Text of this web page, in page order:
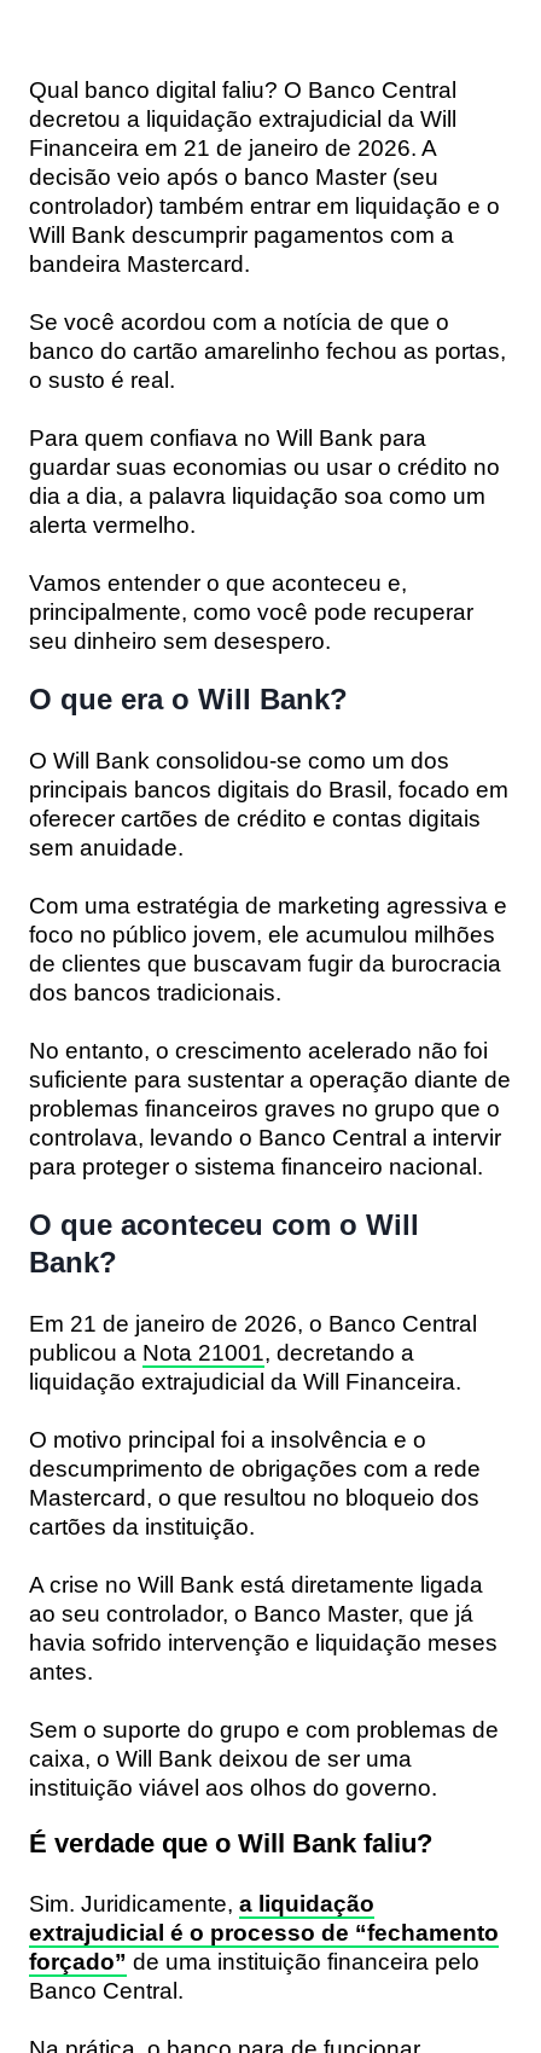
Qual banco digital faliu? O Banco Central
decretou a liquidação extrajudicial da Will
Financeira em 21 de janeiro de 2026. A
decisão veio após o banco Master (seu
controlador) também entrar em liquidação e o
Will Bank descumprir pagamentos com a
bandeira Mastercard.
Se você acordou com a notícia de que o
banco do cartão amarelinho fechou as portas,
o susto é real.
Para quem confiava no Will Bank para
guardar suas economias ou usar o crédito no
dia a dia, a palavra liquidação soa como um
alerta vermelho.
Vamos entender o que aconteceu e,
principalmente, como você pode recuperar
seu dinheiro sem desespero.
O que era o Will Bank?
O Will Bank consolidou-se como um dos
principais bancos digitais do Brasil, focado em
oferecer cartões de crédito e contas digitais
sem anuidade.
Com uma estratégia de marketing agressiva e
foco no público jovem, ele acumulou milhões
de clientes que buscavam fugir da burocracia
dos bancos tradicionais.
No entanto, o crescimento acelerado não foi
suficiente para sustentar a operação diante de
problemas financeiros graves no grupo que o
controlava, levando o Banco Central a intervir
para proteger o sistema financeiro nacional.
O que aconteceu com o Will
Bank?
Em 21 de janeiro de 2026, o Banco Central
publicou a Nota 21001, decretando a
liquidação extrajudicial da Will Financeira.
O motivo principal foi a insolvência e o
descumprimento de obrigações com a rede
Mastercard, o que resultou no bloqueio dos
cartões da instituição.
A crise no Will Bank está diretamente ligada
ao seu controlador, o Banco Master, que já
havia sofrido intervenção e liquidação meses
antes.
Sem o suporte do grupo e com problemas de
caixa, o Will Bank deixou de ser uma
instituição viável aos olhos do governo.
É verdade que o Will Bank faliu?
Sim. Juridicamente, a liquidação
extrajudicial é o processo de “fechamento
forçado” de uma instituição financeira pelo
Banco Central.